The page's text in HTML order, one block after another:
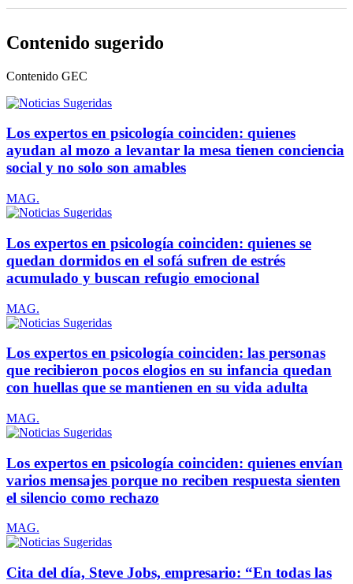
Contenido sugerido
Contenido GEC
Los expertos en psicología coinciden: quienes
ayudan al mozo a levantar la mesa tienen conciencia
social y no solo son amables
MAG.
Los expertos en psicología coinciden: quienes se
quedan dormidos en el sofá sufren de estrés
acumulado y buscan refugio emocional
MAG.
Los expertos en psicología coinciden: las personas
que recibieron pocos elogios en su infancia quedan
con huellas que se mantienen en su vida adulta
MAG.
Los expertos en psicología coinciden: quienes envían
varios mensajes porque no reciben respuesta sienten
el silencio como rechazo
MAG.
Cita del día, Steve Jobs, empresario: “En todas las